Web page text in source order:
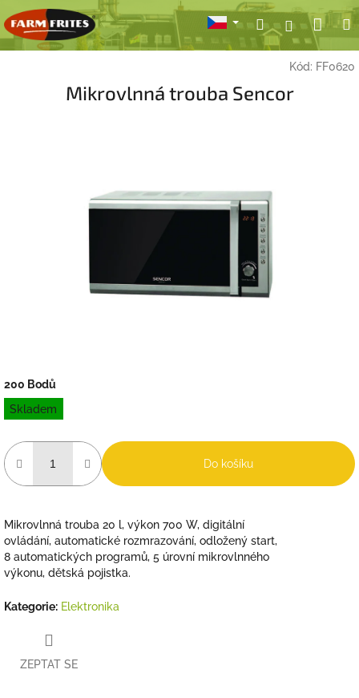
na
obsah
HledatPřihlášení
Kód: FF0620
Mikrovlnná trouba Sencor
200 Bodů
Měrná
cena:
Skladem
Do košíku
Mikrovlnná trouba 20 l, výkon 700 W, digitální
ovládání, automatické rozmrazování, odložený start,
8 automatických programů, 5 úrovní mikrovlnného
výkonu, dětská pojistka.
Kategorie: Elektronika
ZEPTAT SE